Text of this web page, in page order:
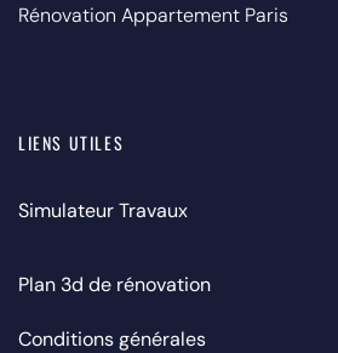
Rénovation Appartement Paris
LIENS UTILES
Simulateur Travaux
Plan 3d de rénovation
Conditions générales